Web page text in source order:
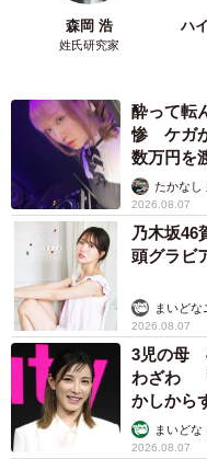
森岡 浩
姓氏研究家
ハ
酔って転
惨 ケガ
数万円を
たかなし
2026.08.07
乃木坂
頭グラビ
まいどな
2026.08.07
3児の母
わざわ
かしから
まいどな
2026.08.07